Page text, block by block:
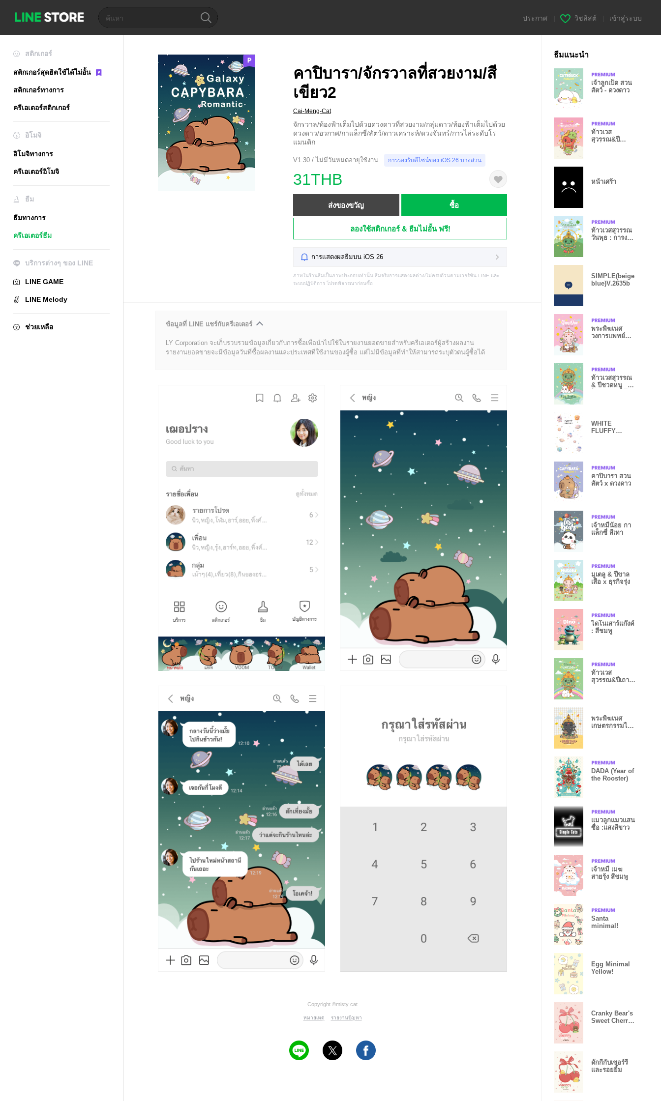
ประกาศ วิชลิสต์ เข้าสู่ระบบ
สติกเกอร์
สติกเกอร์สุดฮิตใช้ได้ไม่อั้น
สติกเกอร์ทางการ
ครีเอเตอร์สติกเกอร์
อิโมจิ
อิโมจิทางการ
ครีเอเตอร์อิโมจิ
ธีม
ธีมทางการ
ครีเอเตอร์ธีม
บริการต่างๆ ของ LINE
LINE GAME
LINE Melody
ช่วยเหลือ
คาปิบารา/จักรวาลที่สวยงาม/สี
เขียว2
Cai-Meng-Cat
จักรวาล/ท้องฟ้าเต็มไปด้วยดวงดาวที่สวยงาม/กลุ่มดาว/ท้องฟ้าเต็มไปด้วย
ดวงดาว/อวกาศ/กาแล็กซี่/สัตว์/ดาวเคราะห์/ดวงจันทร์/การไล่ระดับโร
แมนติก
V1.30 / ไม่มีวันหมดอายุใช้งาน การรองรับดีไซน์ของ iOS 26 บางส่วน
31THB
ส่งของขวัญ ซื้อ
ลองใช้สติกเกอร์ & ธีมไม่อั้น ฟรี!
การแสดงผลธีมบน iOS 26
ภาพในร้านธีมเป็นภาพประกอบเท่านั้น ธีมจริงอาจแสดงผลต่าง/ไม่ครบถ้วนตามเวอร์ชัน LINE และ
ระบบปฏิบัติการ โปรดพิจารณาก่อนซื้อ
ข้อมูลที่ LINE แชร์กับครีเอเตอร์
LY Corporation จะเก็บรวบรวมข้อมูลเกี่ยวกับการซื้อเพื่อนำไปใช้ในรายงานยอดขายสำหรับครีเอเตอร์ผู้สร้างผลงาน
รายงานยอดขายจะมีข้อมูลวันที่ซื้อผลงานและประเทศที่ใช้งานของผู้ซื้อ แต่ไม่มีข้อมูลที่ทำให้สามารถระบุตัวตนผู้ซื้อได้
Copyright ©misty cat
หมายเหตุ รายงานปัญหา
ธีมแนะนำ
เจ้าลูกเป็ด สวน
สัตว์ - ดวงดาว
ท้าวเวส
สุวรรณ&ปี
หน้าเศร้า
ท้าวเวสสุวรรณ
วันพุธ : การงาน
SIMPLE(beige
blue)V.2635b
พระพิฆเนศ
วงการแพทย์
ท้าวเวสสุวรรณ
& ปีชวดหนู _
WHITE
FLUFFY
คาปิบารา สวน
สัตว์ x ดวงดาว
เจ้าหมีน้อย กา
แล็กซี่ สีเทา
มูเตลู & ปีขาล
เสือ x ธุรกิจรุ่ง
ไดโนเสาร์แก๊งค์
: สีชมพู
ท้าวเวส
สุวรรณ&ปีเถาะ
พระพิฆเนศ
เกษตรกรรมไร่
DADA (Year of
the Rooster)
แมวลูกแมวแสน
ซื่อ :แสงสีขาว
เจ้าหมี เมฆ
สายรุ้ง สีชมพู
Santa
minimal!
Egg Minimal
Yellow!
Cranky Bear's
Sweet Cherry
ดั๊กกี้กับเชอร์รี่
และรอยยิ้ม